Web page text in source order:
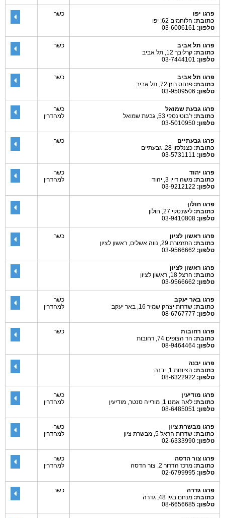
פרגו יפו
כתובת: הלוחמים 62, יפו
טלפון:
כשר
פרגו תל אביב
כתובת: קרליבך 12, תל אביב
טלפון:
כשר
פרגו תל אביב
כתובת: פנחס רוזן 72, תל אביב
טלפון:
כשר
פרגו גבעת שמואל
כתובת: ז’בוטינסקי 53, גבעת שמואל
טלפון:
כשר
למהדרין
פרגו גבעתיים
כתובת: כצנלסון 28, גבעתיים
טלפון:
כשר
פרגו יהוד
כתובת: משה דיין 3, יהוד
טלפון:
כשר
למהדרין
פרגו חולון
כתובת: לישנסקי 27, חולון
טלפון:
פרגו ראשון לציון
כתובת: התזמורת 29, נווה אשלים, ראשון לציון
טלפון:
כשר
פרגו ראשון לציון
כתובת: הרצל 18, ראשון לציון
טלפון:
פרגו באר יעקב
כתובת: שדרות יצחק שמיר 16, באר יעקב
טלפון:
כשר
למהדרין
פרגו רחובות
כתובת: הר הצופים 74, רחובות
טלפון:
כשר
פרגו יבנה
כתובת: הציונות 1, יבנה
טלפון:
פרגו מודיעין
כתובת: לאה אמנו 1, מורייה סנטר, מודיעין
טלפון:
כשר
למהדרין
פרגו מבשרת ציון
כתובת: שדרות הראל 5, מבשרת ציון
טלפון:
כשר
למהדרין
פרגו צור הדסה
כתובת: מרכז הדרור 2, צור הדסה
טלפון:
כשר
למהדרין
פרגו גדרה
כתובת: מנחם בגין 48, גדרה
טלפון:
כשר